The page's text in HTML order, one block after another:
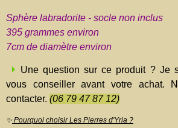
Sphère labradorite - socle non inclus
395 grammes environ
7cm de diamètre environ
Une question sur ce produit ? Je
vous conseiller avant votre achat.
contacter. (06 79 47 87 12)
✨Pourquoi choisir Les Pierres d'Yria ?